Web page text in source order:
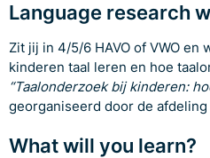
Language research
Zit jij in 4/5/6 HAVO of VWO
kinderen taal leren en hoe
“Taalonderzoek bij kinderen:
georganiseerd door de afdeling
What will you learn?